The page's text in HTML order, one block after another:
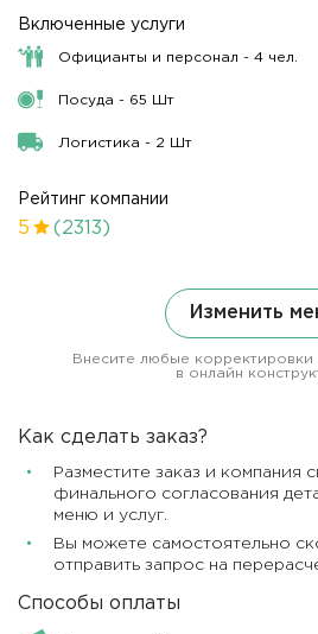
Включенные услуги
Официанты и персонал - 4 чел.
Посуда - 65 Шт
Логистика - 2 Шт
Рейтинг компании
5 (2313)
Изменить
Внесите любые корректировки
в онлайн
Как сделать заказ?
Разместите заказ и компания
финального согласования
меню и услуг.
Вы можете самостоятельно
отправить запрос на
Способы оплаты